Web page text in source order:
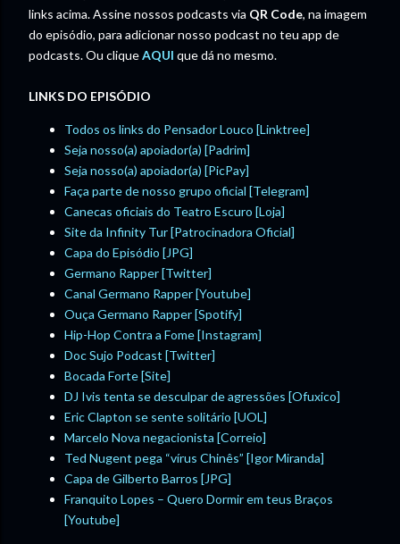
links acima. Assine nossos podcasts via QR Code, na imagem
do episódio, para adicionar nosso podcast no teu app de
podcasts. Ou cliqueAQUI que dá no mesmo.
LINKS DO EPISÓDIO
Todos os links do Pensador Louco [Linktree]
Seja nosso(a) apoiador(a) [Padrim]
Seja nosso(a) apoiador(a) [PicPay]
Faça parte de nosso grupo oficial [Telegram]
Canecas oficiais do Teatro Escuro [Loja]
Site da Infinity Tur [Patrocinadora Oficial]
Capa do Episódio [JPG]
Germano Rapper [Twitter]
Canal Germano Rapper [Youtube]
Ouça Germano Rapper [Spotify]
Hip-Hop Contra a Fome [Instagram]
Doc Sujo Podcast [Twitter]
Bocada Forte [Site]
DJ Ivis tenta se desculpar de agressões [Ofuxico]
Eric Clapton se sente solitário [UOL]
Marcelo Nova negacionista [Correio]
Ted Nugent pega “vírus Chinês” [Igor Miranda]
Capa de Gilberto Barros [JPG]
Franquito Lopes – Quero Dormir em teus Braços
[Youtube]